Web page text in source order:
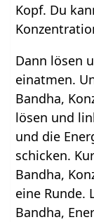
Kopf. Du
Dann lösen
einatmen.
Bandha,
lösen und
und die
schicken.
Bandha,
eine Runde.
Bandha,